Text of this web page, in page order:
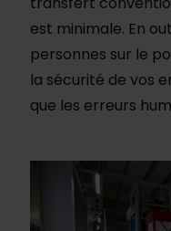
est minimale. En
personnes sur le
la sécurité de vos
que les erreurs